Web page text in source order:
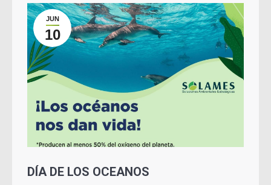
JUN
10
DÍA DE LOS OCEANOS